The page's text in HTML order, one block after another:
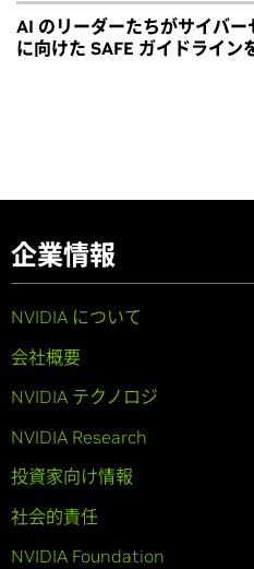
AI のリーダーたちがサイバ
に向けた SAFE ガイドライン
企業情報
NVIDIA について
会社概要
NVIDIA テクノロジ
NVIDIA Research
投資家向け情報
社会的責任
NVIDIA Foundation